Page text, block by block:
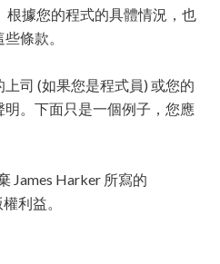
根據您的程式的具體情況，也
條款。
司 (如果您是程式員) 或您的
。下面只是一個例子，您應
James Harker 所寫的
利益。